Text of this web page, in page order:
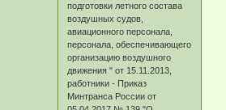
подготовки летного состава
воздушных судов,
авиационного персонала,
персонала, обеспечивающего
организацию воздушного
движения " от 15.11.2013,
работники - Приказ
Минтранса России от